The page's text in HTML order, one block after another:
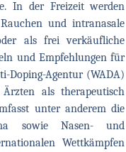
In der Freizeit werden
und intranasale
als frei verkäufliche
und Empfehlungen für
Doping-Agentur (WADA)
als therapeutisch
unter anderem die
sowie Nasen- und
Wettkämpfen